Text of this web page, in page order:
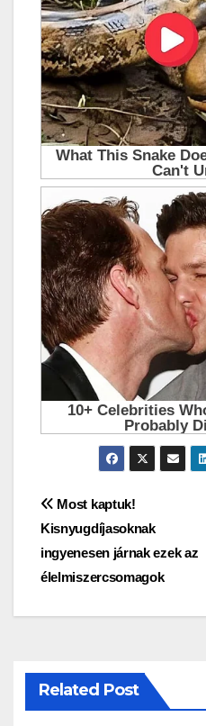
Bejegyzés
navigáció
Most kaptuk!
Kisnyugdíjasoknak
ingyenesen járnak ezek az
élelmiszercsomagok
Related Post